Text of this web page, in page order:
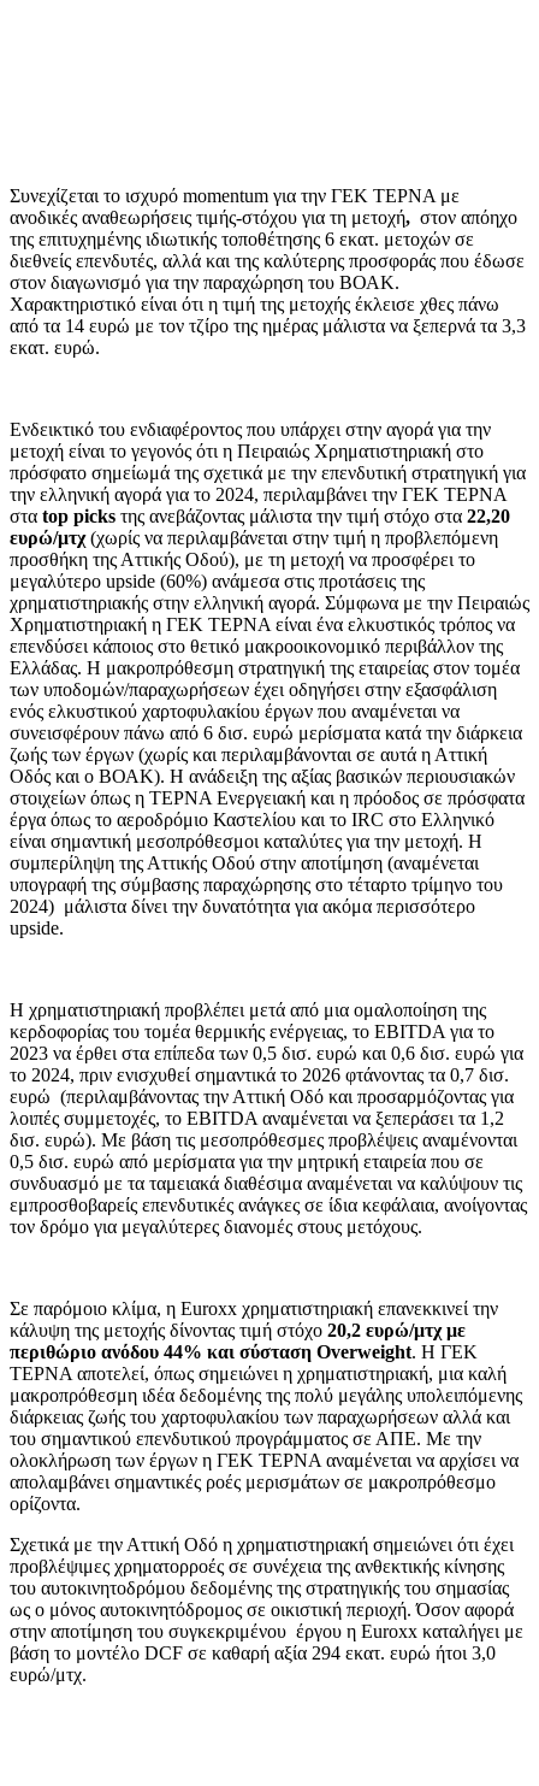
Συνεχίζεται το ισχυρό momentum για την ΓΕΚ ΤΕΡΝΑ με
ανοδικές αναθεωρήσεις τιμής-στόχου για τη μετοχή, στον απόηχο
της επιτυχημένης ιδιωτικής τοποθέτησης 6 εκατ. μετοχών σε
διεθνείς επενδυτές, αλλά και της καλύτερης προσφοράς που έδωσε
στον διαγωνισμό για την παραχώρηση του ΒΟΑΚ.
Χαρακτηριστικό είναι ότι η τιμή της μετοχής έκλεισε χθες πάνω
από τα 14 ευρώ με τον τζίρο της ημέρας μάλιστα να ξεπερνά τα 3,3
εκατ. ευρώ.
Ενδεικτικό του ενδιαφέροντος που υπάρχει στην αγορά για την
μετοχή είναι το γεγονός ότι η Πειραιώς Χρηματιστηριακή στο
πρόσφατο σημείωμά της σχετικά με την επενδυτική στρατηγική για
την ελληνική αγορά για το 2024, περιλαμβάνει την ΓΕΚ ΤΕΡΝΑ
στα top picks της ανεβάζοντας μάλιστα την τιμή στόχο στα 22,20
ευρώ/μτχ(χωρίς να περιλαμβάνεται στην τιμή η προβλεπόμενη
προσθήκη της Αττικής Οδού), με τη μετοχή να προσφέρει το
μεγαλύτερο upside (60%) ανάμεσα στις προτάσεις της
χρηματιστηριακής στην ελληνική αγορά. Σύμφωνα με την Πειραιώς
Χρηματιστηριακή η ΓΕΚ ΤΕΡΝΑ είναι ένα ελκυστικός τρόπος να
επενδύσει κάποιος στο θετικό μακροοικονομικό περιβάλλον της
Ελλάδας. Η μακροπρόθεσμη στρατηγική της εταιρείας στον τομέα
των υποδομών/παραχωρήσεων έχει οδηγήσει στην εξασφάλιση
ενός ελκυστικού χαρτοφυλακίου έργων που αναμένεται να
συνεισφέρουν πάνω από 6 δισ. ευρώ μερίσματα κατά την διάρκεια
ζωής των έργων (χωρίς και περιλαμβάνονται σε αυτά η Αττική
Οδός και ο ΒΟΑΚ). Η ανάδειξη της αξίας βασικών περιουσιακών
στοιχείων όπως η ΤΕΡΝΑ Ενεργειακή και η πρόοδος σε πρόσφατα
έργα όπως το αεροδρόμιο Καστελίου και το IRC στο Ελληνικό
είναι σημαντική μεσοπρόθεσμοι καταλύτες για την μετοχή. Η
συμπερίληψη της Αττικής Οδού στην αποτίμηση (αναμένεται
υπογραφή της σύμβασης παραχώρησης στο τέταρτο τρίμηνο του
2024) μάλιστα δίνει την δυνατότητα για ακόμα περισσότερο
upside.
Η χρηματιστηριακή προβλέπει μετά από μια ομαλοποίηση της
κερδοφορίας του τομέα θερμικής ενέργειας, το EBITDA για το
2023 να έρθει στα επίπεδα των 0,5 δισ. ευρώ και 0,6 δισ. ευρώ για
το 2024, πριν ενισχυθεί σημαντικά το 2026 φτάνοντας τα 0,7 δισ.
ευρώ (περιλαμβάνοντας την Αττική Οδό και προσαρμόζοντας για
λοιπές συμμετοχές, το EBITDA αναμένεται να ξεπεράσει τα 1,2
δισ. ευρώ). Με βάση τις μεσοπρόθεσμες προβλέψεις αναμένονται
0,5 δισ. ευρώ από μερίσματα για την μητρική εταιρεία που σε
συνδυασμό με τα ταμειακά διαθέσιμα αναμένεται να καλύψουν τις
εμπροσθοβαρείς επενδυτικές ανάγκες σε ίδια κεφάλαια, ανοίγοντας
τον δρόμο για μεγαλύτερες διανομές στους μετόχους.
Σε παρόμοιο κλίμα, η Euroxx χρηματιστηριακή επανεκκινεί την
κάλυψη της μετοχής δίνοντας τιμή στόχο 20,2 ευρώ/μτχ με
περιθώριο ανόδου 44% και σύσταση Overweight. Η ΓΕΚ
ΤΕΡΝΑ αποτελεί, όπως σημειώνει η χρηματιστηριακή, μια καλή
μακροπρόθεσμη ιδέα δεδομένης της πολύ μεγάλης υπολειπόμενης
διάρκειας ζωής του χαρτοφυλακίου των παραχωρήσεων αλλά και
του σημαντικού επενδυτικού προγράμματος σε ΑΠΕ. Με την
ολοκλήρωση των έργων η ΓΕΚ ΤΕΡΝΑ αναμένεται να αρχίσει να
απολαμβάνει σημαντικές ροές μερισμάτων σε μακροπρόθεσμο
ορίζοντα.
Σχετικά με την Αττική Οδό η χρηματιστηριακή σημειώνει ότι έχει
προβλέψιμες χρηματορροές σε συνέχεια της ανθεκτικής κίνησης
του αυτοκινητοδρόμου δεδομένης της στρατηγικής του σημασίας
ως ο μόνος αυτοκινητόδρομος σε οικιστική περιοχή. Όσον αφορά
στην αποτίμηση του συγκεκριμένου έργου η Euroxx καταλήγει με
βάση το μοντέλο DCF σε καθαρή αξία 294 εκατ. ευρώ ήτοι 3,0
ευρώ/μτχ.